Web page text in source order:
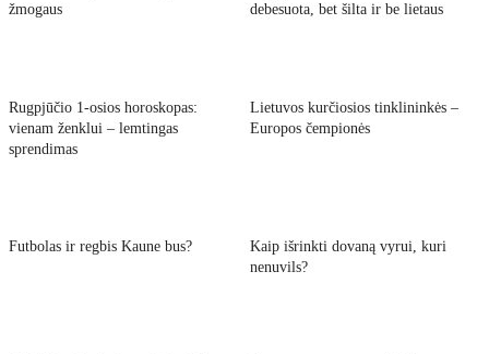
žmogaus
debesuota, bet šilta ir be lietaus
Rugpjūčio 1-osios horoskopas:
vienam ženklui – lemtingas
sprendimas
Lietuvos kurčiosios tinklininkės –
Europos čempionės
Futbolas ir regbis Kaune bus?
Kaip išrinkti dovaną vyrui, kuri
nenuvils?